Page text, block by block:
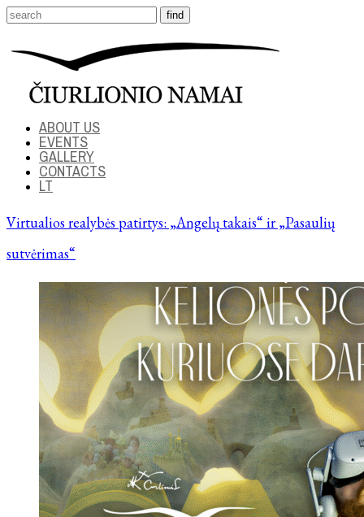
ABOUT US
EVENTS
GALLERY
CONTACTS
LT
Virtualios realybės patirtys: „Angelų takais“ ir „Pasaulių
sutvėrimas“